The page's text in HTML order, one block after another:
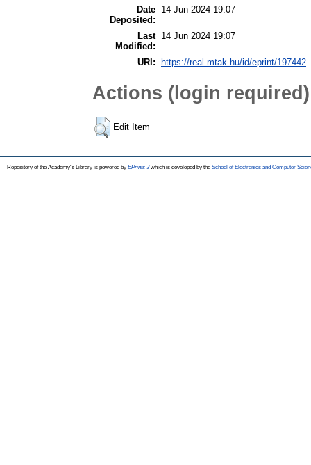
Date
Deposited:
14 Jun 2024 19:07
Last
Modified:
14 Jun 2024 19:07
URI: https://real.mtak.hu/id/eprint/197442
Actions (login required)
Edit Item
Repository of the Academy's Library is powered by EPrints 3which is developed by the School of Electronics and Computer